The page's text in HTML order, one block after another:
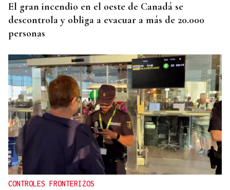
El gran incendio en el oeste de Canadá se
descontrola y obliga a evacuar a más de 20.000
personas
CONTROLES FRONTERIZOS